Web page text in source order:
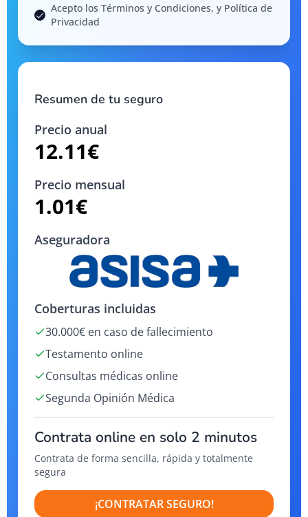
Acepto los Términos y Condiciones, y Política de
Privacidad
Resumen de tu seguro
Precio anual
12.11€
Precio mensual
1.01€
Aseguradora
Coberturas incluidas
30.000€ en caso de fallecimiento
Testamento online
Consultas médicas online
Segunda Opinión Médica
Contrata online en solo 2 minutos
Contrata de forma sencilla, rápida y totalmente
segura
¡CONTRATAR SEGURO!